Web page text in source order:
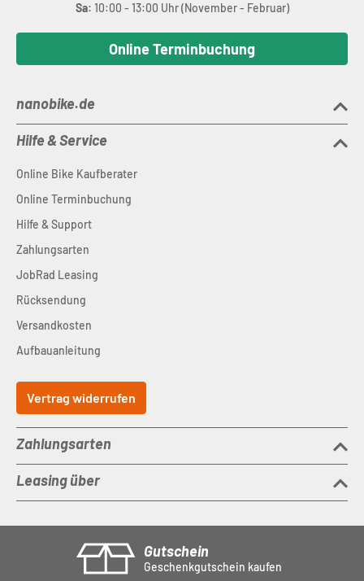
Sa: 10:00 - 13:00 Uhr (November - Februar)
Online Terminbuchung
nanobike.de
Hilfe & Service
Online Bike Kaufberater
Online Terminbuchung
Hilfe & Support
Zahlungsarten
JobRad Leasing
Rücksendung
Versandkosten
Aufbauanleitung
Vertrag widerrufen
Zahlungsarten
Leasing über
Gutschein
Geschenkgutschein kaufen